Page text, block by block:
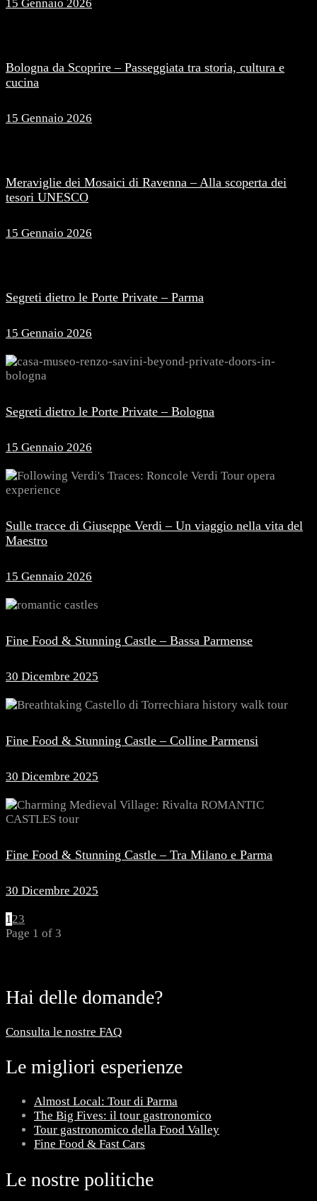
15 Gennaio 2026
Bologna da Scoprire – Passeggiata tra storia, cultura e
cucina
15 Gennaio 2026
Meraviglie dei Mosaici di Ravenna – Alla scoperta dei
tesori UNESCO
15 Gennaio 2026
Segreti dietro le Porte Private – Parma
15 Gennaio 2026
Segreti dietro le Porte Private – Bologna
15 Gennaio 2026
Sulle tracce di Giuseppe Verdi – Un viaggio nella vita del
Maestro
15 Gennaio 2026
Fine Food & Stunning Castle – Bassa Parmense
30 Dicembre 2025
Fine Food & Stunning Castle – Colline Parmensi
30 Dicembre 2025
Fine Food & Stunning Castle – Tra Milano e Parma
30 Dicembre 2025
123
Page 1 of 3
Hai delle domande?
Consulta le nostre FAQ
Le migliori esperienze
Almost Local: Tour di Parma
The Big Fives: il tour gastronomico
Tour gastronomico della Food Valley
Fine Food & Fast Cars
Le nostre politiche